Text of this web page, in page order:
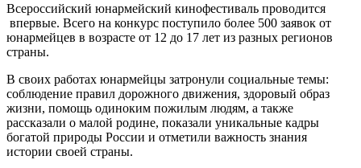
Всероссийский юнармейский кинофестиваль проводится
впервые. Всего на конкурс поступило более 500 заявок от
юнармейцев в возрасте от 12 до 17 лет из разных регионов
страны.
В своих работах юнармейцы затронули социальные темы:
соблюдение правил дорожного движения, здоровый образ
жизни, помощь одиноким пожилым людям, а также
рассказали о малой родине, показали уникальные кадры
богатой природы России и отметили важность знания
истории своей страны.